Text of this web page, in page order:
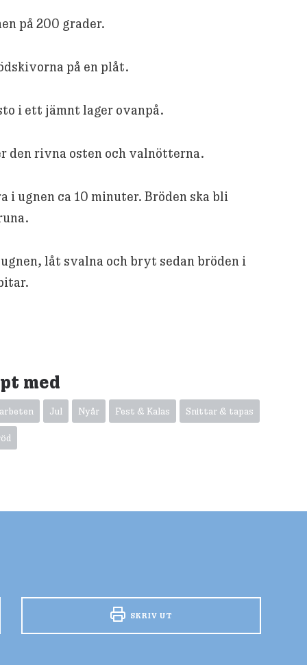
på 200 grader.
på en plåt.
i ett jämnt lager ovanpå.
den rivna osten och valnötterna.
i ugnen ca 10 minuter. Bröden ska bli
låt svalna och bryt sedan bröden i
med
Jul Nyår Fest & Kalas Snittar & tapas
SKRIV UT